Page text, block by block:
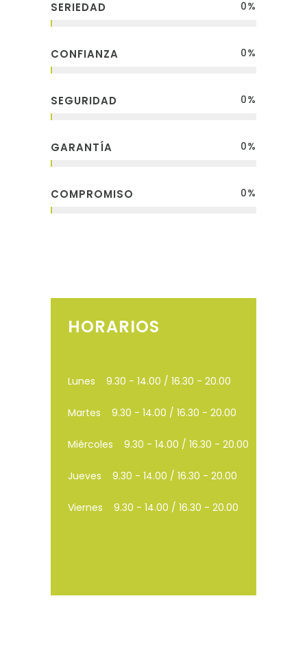
SERIEDAD 0%
CONFIANZA 0%
SEGURIDAD 0%
GARANTÍA 0%
COMPROMISO 0%
HORARIOS
Lunes 9.30 - 14.00 / 16.30 - 20.00
Martes 9.30 - 14.00 / 16.30 - 20.00
Miércoles 9.30 - 14.00 / 16.30 - 20.00
Jueves 9.30 - 14.00 / 16.30 - 20.00
Viernes 9.30 - 14.00 / 16.30 - 20.00